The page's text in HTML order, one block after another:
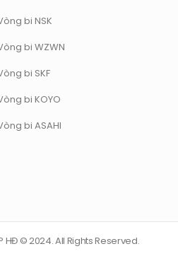
bi NSK
bi WZWN
bi SKF
bi KOYO
bi ASAHI
HĐ © 2024. All Rights Reserved.